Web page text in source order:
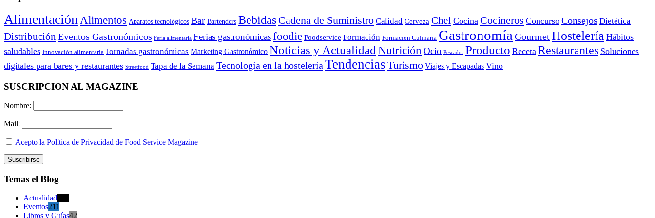
Alimentación Alimentos Aparatos tecnológicos Bar Bartenders Bebidas Cadena de Suministro Calidad Cerveza Chef Cocina Cocineros Concurso Consejos Dietética
Distribución Eventos Gastronómicos Feria alimentaria Ferias gastronómicasfoodie Foodservice Formación Formación Culinaria Gastronomía GourmetHostelería Hábitos
saludables Innovación alimentaria Jornadas gastronómicas Marketing Gastronómico Noticias y Actualidad Nutrición Ocio Pescados Producto Receta Restaurantes Soluciones
digitales para bares y restaurantes Streetfood Tapa de la Semana Tecnología en la hostelería Tendencias Turismo Viajes y Escapadas Vino
SUSCRIPCION AL MAGAZINE
Nombre:
Mail:
Acepto la Política de Privacidad de Food Service Magazine
Temas el Blog
Actualidad
Eventos211
Libros y Guías42